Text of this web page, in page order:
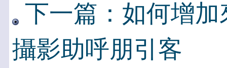
下一篇：如何增加
攝影助呼朋引客